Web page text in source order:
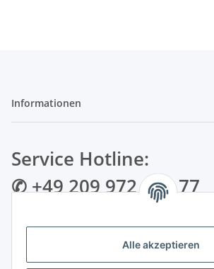
Alle akzeptieren
Informationen
Service Hotline:
✆ +49 209 972 995 77
Gewerkenstraße 34 | 45881 Gelsenkirchen